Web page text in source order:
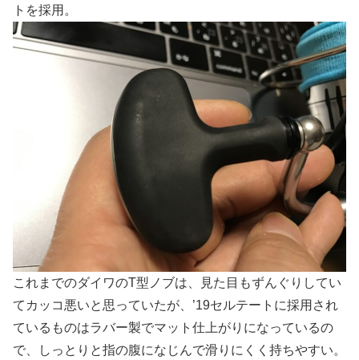
トを採用。
これまでのダイワのT型ノブは、見た目もずんぐりしてい
てカッコ悪いと思っていたが、’19セルテートに採用され
ているものはラバー製でマット仕上がりになっているの
で、しっとりと指の腹になじんで滑りにくく持ちやすい。